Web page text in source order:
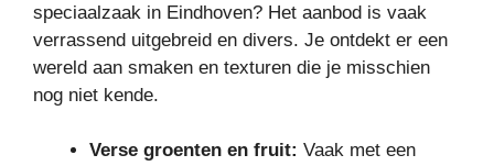
speciaalzaak in Eindhoven? Het aanbod is vaak
verrassend uitgebreid en divers. Je ontdekt er een
wereld aan smaken en texturen die je misschien
nog niet kende.
Verse groenten en fruit: Vaak met een